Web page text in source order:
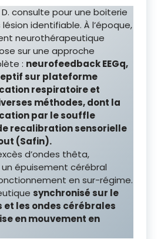
D. consulte pour une boiterie
identifiable. À l’époque,
neurothérapeutique
sur une approche
: neurofeedback EEGq,
sur plateforme
respiratoire et
méthodes, dont la
par le souffle
recalibration sensorielle
(Safin).
d’ondes thêta,
épuisement cérébral
en sur-régime.
synchronisé sur le
et les ondes cérébrales
en mouvement en